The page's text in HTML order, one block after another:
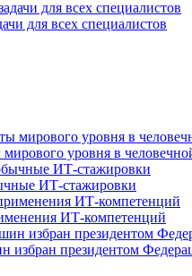
для всех специалистов
мирового уровня в
ИТ‑стажировки
ИТ-компетенций
президентом